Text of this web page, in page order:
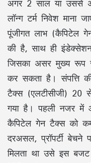
लॉन्ग टर्म निवेश माना
पूंजीगत लाभ (कैपिटेल
की है, साथ ही
जिसका असर मुख्य रूप
कर सकता है। संपत्ति
टैक्स (एलटीसीजी) 20
गया है। पहली नजर में
कैपिटेल गेन टैक्स को
दरअसल, प्रॉपर्टी
मिलता था उसे इस